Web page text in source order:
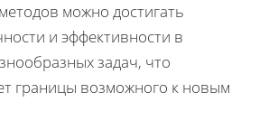
можно достигать
и эффективности в
задач, что
границы возможного к новым